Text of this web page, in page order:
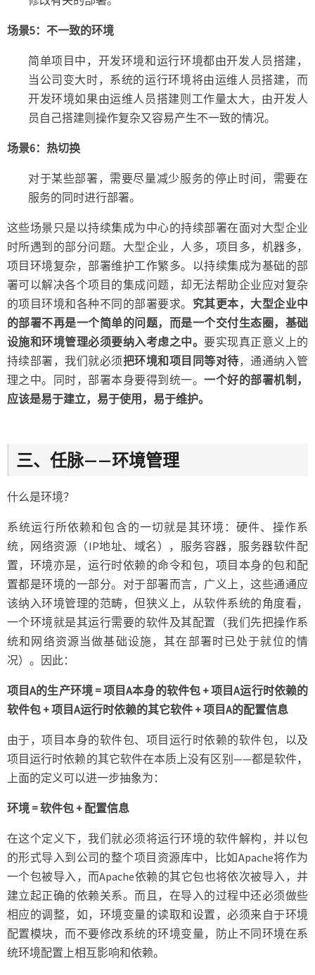
场景5：不一致的环境
简单项目中，开发环境和运行环境都由开发人员搭建，
当公司变大时，系统的运行环境将由运维人员搭建，而
开发环境如果由运维人员搭建则工作量太大，由开发人
员自己搭建则操作复杂又容易产生不一致的情况。
场景6：热切换
对于某些部署，需要尽量减少服务的停止时间，需要在
服务的同时进行部署。
这些场景只是以持续集成为中心的持续部署在面对大型企业
时所遇到的部分问题。大型企业，人多，项目多，机器多，
项目环境复杂，部署维护工作繁多。以持续集成为基础的部
署可以解决各个项目的集成问题，却无法帮助企业应对复杂
的项目环境和各种不同的部署要求。 究其更本，大型企业中
的部署不再是一个简单的问题，而是一个交付生态圈，基础
设施和环境管理必须要纳入考虑之中。要实现真正意义上的
持续部署，我们就必须把环境和项目同等对待，通通纳入管
理之中。同时，部署本身要得到统一。一个好的部署机制，
应该是易于建立，易于使用，易于维护。
三、任脉——环境管理
什么是环境？
系统运行所依赖和包含的一切就是其环境：硬件、操作系
统，网络资源（IP地址、域名），服务容器，服务器软件配
置，环境亦是，运行时依赖的命令和包，项目本身的包和配
置都是环境的一部分。对于部署而言，广义上，这些通通应
该纳入环境管理的范畴，但狭义上，从软件系统的角度看，
一个环境就是其运行需要的软件及其配置（我们先把操作系
统和网络资源当做基础设施，其在部署时已处于就位的情
况）。因此：
项目A的生产环境 = 项目A本身的软件包 + 项目A运行时依赖的
软件包 + 项目A运行时依赖的其它软件 + 项目A的配置信息
由于，项目本身的软件包、项目运行时依赖的软件包，以及
项目运行时依赖的其它软件在本质上没有区别——都是软件，
上面的定义可以进一步抽象为：
环境 = 软件包 + 配置信息
在这个定义下，我们就必须将运行环境的软件解构，并以包
的形式导入到公司的整个项目资源库中，比如Apache将作为
一个包被导入，而Apache依赖的其它包也将依次被导入，并
建立起正确的依赖关系。而且，在导入的过程中还必须做些
相应的调整，如，环境变量的读取和设置，必须来自于环境
配置模块，而不要修改系统的环境变量，防止不同环境在系
统环境配置上相互影响和依赖。